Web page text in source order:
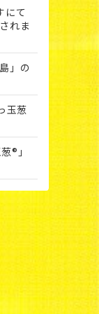
にて
れま
」の
玉葱
®」